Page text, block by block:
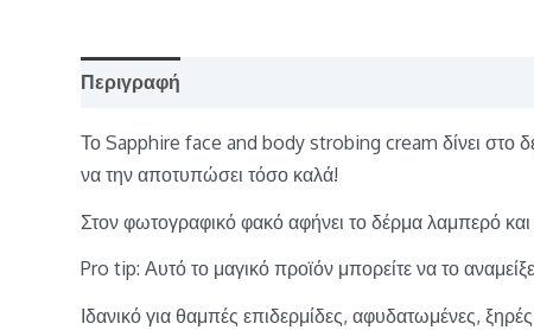
Περιγραφή
Το Sapphire face and body strobing cream δίνει στο
να την αποτυπώσει τόσο καλά!
Στον φωτογραφικό φακό αφήνει το δέρμα λαμπερό
Pro tip: Αυτό το μαγικό προϊόν μπορείτε να το
Ιδανικό για θαμπές επιδερμίδες, αφυδατωμένες,